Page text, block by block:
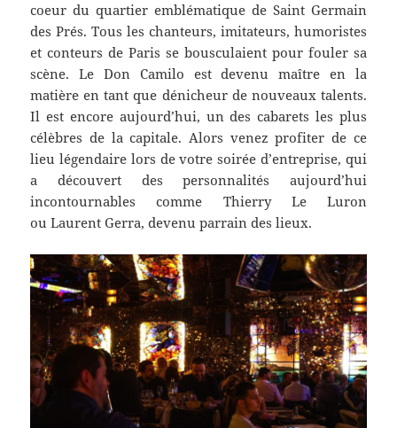
coeur du quartier emblématique de Saint Germain
des Prés. Tous les chanteurs, imitateurs, humoristes
et conteurs de Paris se bousculaient pour fouler sa
scène. Le Don Camilo est devenu maître en la
matière en tant que dénicheur de nouveaux talents.
Il est encore aujourd’hui, un des cabarets les plus
célèbres de la capitale. Alors venez profiter de ce
lieu légendaire lors de votre soirée d’entreprise, qui
a découvert des personnalités aujourd’hui
incontournables comme Thierry Le Luron
ou Laurent Gerra, devenu parrain des lieux.